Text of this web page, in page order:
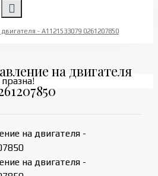
- A1121533079 0261207850
на двигателя